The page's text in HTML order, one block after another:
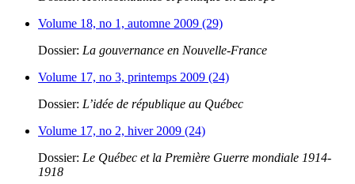
Volume 18, no 1, automne 2009 (29)
Dossier: La gouvernance en Nouvelle-France
Volume 17, no 3, printemps 2009 (24)
Dossier: L’idée de république au Québec
Volume 17, no 2, hiver 2009 (24)
Dossier: Le Québec et la Première Guerre mondiale 1914-
1918